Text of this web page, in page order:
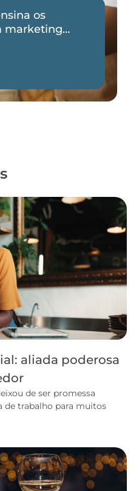
os
marketing
aliada poderosa
de ser promessa
de trabalho para muitos